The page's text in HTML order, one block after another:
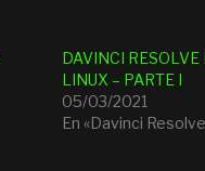
DAVINCI
LINUX – PARTE I
05/03/2021
En «Davinci